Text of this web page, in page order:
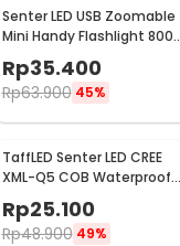
Senter LED USB Zoomable
Mini Handy Flashlight 800
Lumens
Rp35.400
Rp63.900 45%
TaffLED Senter LED CREE
XML-Q5 COB Waterproof
IP54 3800 Lumens - P1
Rp25.100
Rp48.900 49%